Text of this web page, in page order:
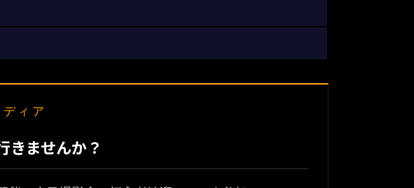
ィア
きませんか？